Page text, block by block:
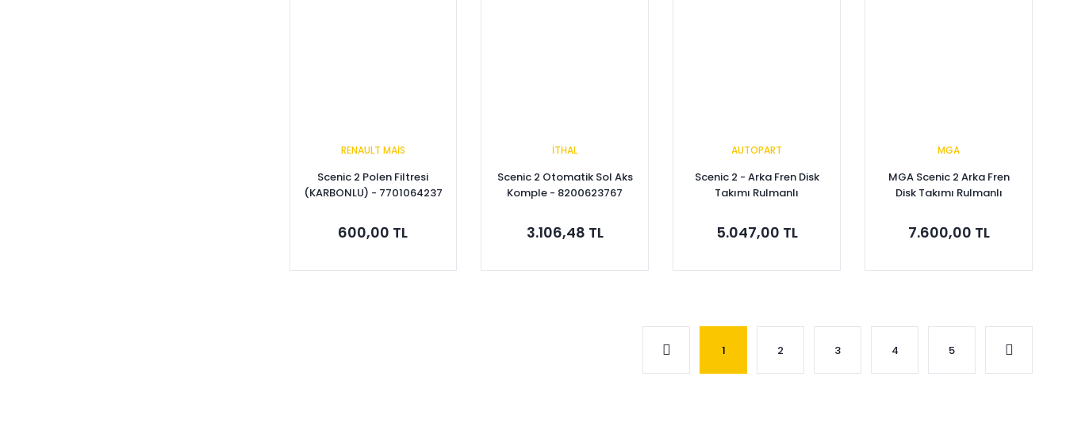
RENAULT MAİS
Scenic 2 Polen Filtresi
(KARBONLU) - 7701064237
600,00 TL
İTHAL
Scenic 2 Otomatik Sol Aks
Komple - 8200623767
3.106,48 TL
AUTOPART
Scenic 2 - Arka Fren Disk
Takımı Rulmanlı
5.047,00 TL
MGA
MGA Scenic 2 Arka Fren
Disk Takımı Rulmanlı
7.600,00 TL
1 2 3 4 5